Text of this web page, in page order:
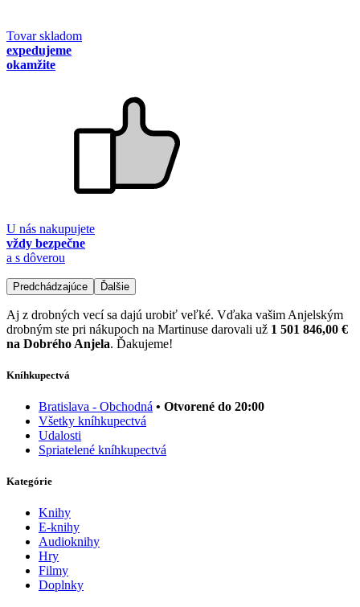
Tovar skladom
expedujeme
okamžite
U nás nakupujete
vždy bezpečne
a s dôverou
Predchádzajúce Ďalšie
Aj z drobných vecí sa dajú urobiť veľké. Vďaka vašim Anjelským
drobným ste pri nákupoch na Martinuse darovali už 1 501 846,00 €
na Dobrého Anjela. Ďakujeme!
Kníhkupectvá
Bratislava - Obchodná • Otvorené do 20:00
Všetky kníhkupectvá
Udalosti
Spriatelené kníhkupectvá
Kategórie
Knihy
E-knihy
Audioknihy
Hry
Filmy
Doplnky